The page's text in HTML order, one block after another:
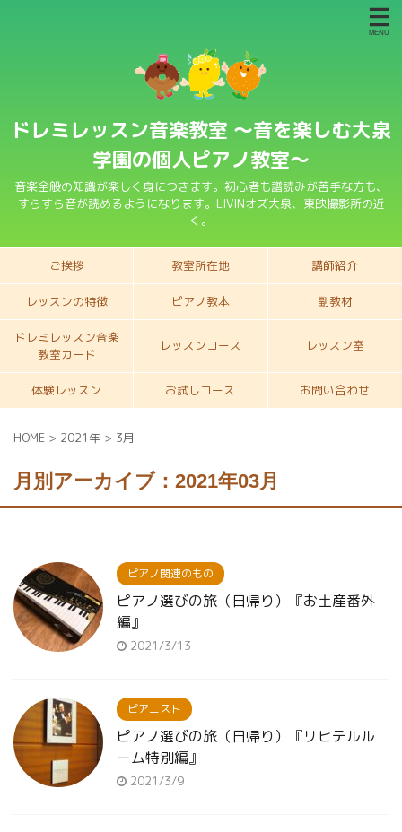
ドレミレッスン音楽教室 〜音を楽しむ大泉
学園の個人ピアノ教室〜
音楽全般の知識が楽しく身につきます。初心者も譜読みが苦手な方も、
すらすら音が読めるようになります。LIVINオズ大泉、東映撮影所の近
く。
ご挨拶 教室所在地 講師紹介
レッスンの特徴 ピアノ教本 副教材
ドレミレッスン音楽
教室カード
レッスンコース レッスン室
体験レッスン お試しコース お問い合わせ
HOME > 2021年 > 3月
月別アーカイブ：2021年03月
ピアノ関連のもの
ピアノ選びの旅（日帰り）『お土産番外
編』
2021/3/13
ピアニスト
ピアノ選びの旅（日帰り）『リヒテルル
ーム特別編』
2021/3/9